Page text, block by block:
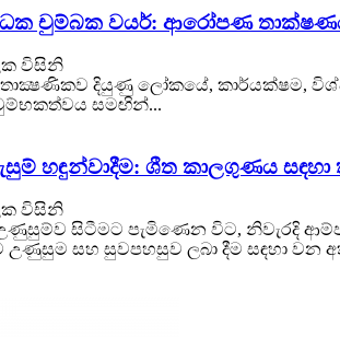
චුම්බක වයර්: ආරෝපණ තාක්ෂණය
විසිනි
දියුණු ලෝකයේ, කාර්යක්ෂම,
සමඟින්...
හඳුන්වාදීම: ශීත කාලගුණය
විසිනි
සිටීමට පැමිණෙන විට, නිවැරදි
සහ සුවපහසුව ලබා දීම සඳහා වන